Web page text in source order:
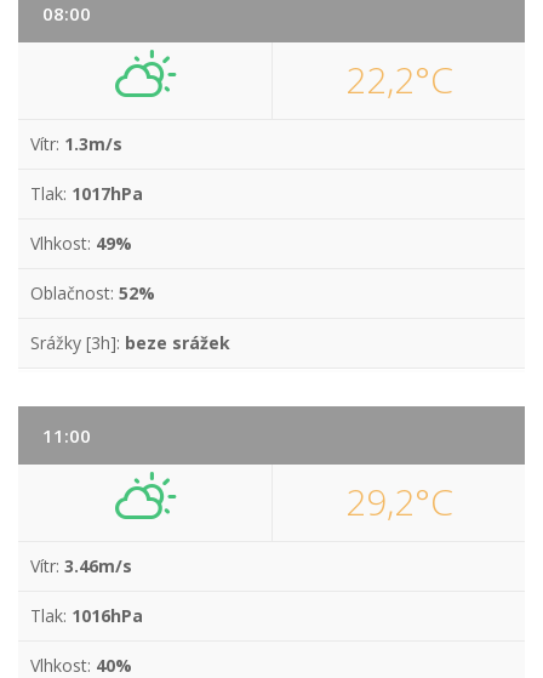
08:00
22,2°C
Vítr: 1.3m/s
Tlak: 1017hPa
Vlhkost: 49%
Oblačnost: 52%
Srážky [3h]: beze srážek
11:00
29,2°C
Vítr: 3.46m/s
Tlak: 1016hPa
Vlhkost: 40%